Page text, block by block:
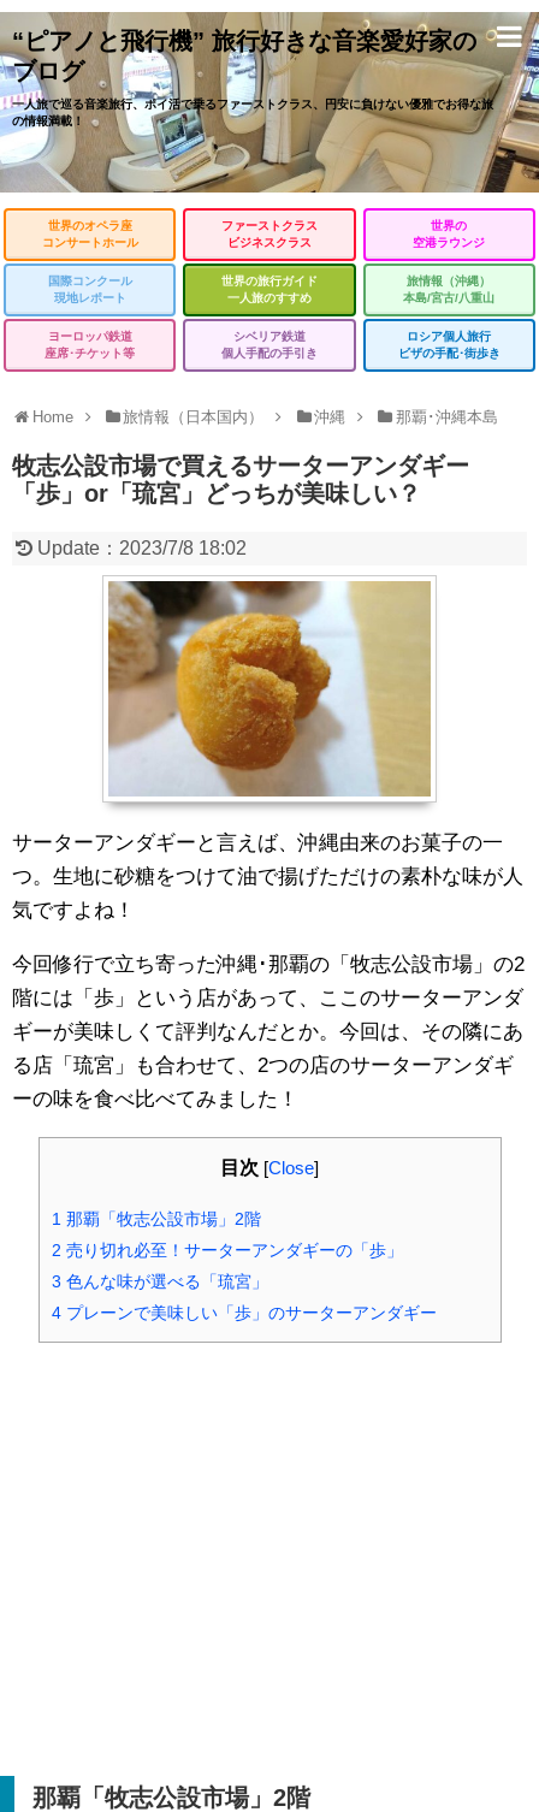
“ピアノと飛行機” 旅行好きな音楽愛好家の
ブログ
一人旅で巡る音楽旅行、ポイ活で乗るファーストクラス、円安に負けない優雅でお得な旅
の情報満載！
世界のオペラ座
コンサートホール
ファーストクラス
ビジネスクラス
世界の
空港ラウンジ
国際コンクール
現地レポート
世界の旅行ガイド
一人旅のすすめ
旅情報（沖縄）
本島/宮古/八重山
ヨーロッパ鉄道
座席･チケット等
シベリア鉄道
個人手配の手引き
ロシア個人旅行
ビザの手配･街歩き
Home 旅情報（日本国内） 沖縄 那覇･沖縄本島
牧志公設市場で買えるサーターアンダギー
「歩」or「琉宮」どっちが美味しい？
Update： 2023/7/8 18:02
サーターアンダギーと言えば、沖縄由来のお菓子の一
つ。生地に砂糖をつけて油で揚げただけの素朴な味が人
気ですよね！
今回修行で立ち寄った沖縄･那覇の「牧志公設市場」の2
階には「歩」という店があって、ここのサーターアンダ
ギーが美味しくて評判なんだとか。今回は、その隣にあ
る店「琉宮」も合わせて、2つの店のサーターアンダギ
ーの味を食べ比べてみました！
目次 [Close]
1 那覇「牧志公設市場」2階
2 売り切れ必至！サーターアンダギーの「歩」
3 色んな味が選べる「琉宮」
4プレーンで美味しい「歩」のサーターアンダギー
那覇「牧志公設市場」 2階